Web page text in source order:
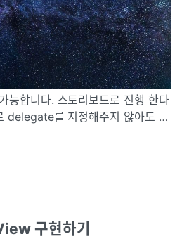
능합니다. 스토리보드로 진행 한다
delegate를 지정해주지 않아도 됩
구현하기